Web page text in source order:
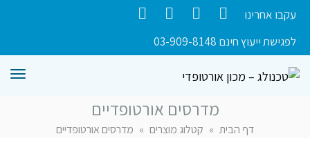
עקבו אחרינו
לפגישת ייעוץ חינם 03-909-8148
מדרסים אורטופדיים
דף הבית » קטלוג מוצרים » מדרסים אורטופדיים